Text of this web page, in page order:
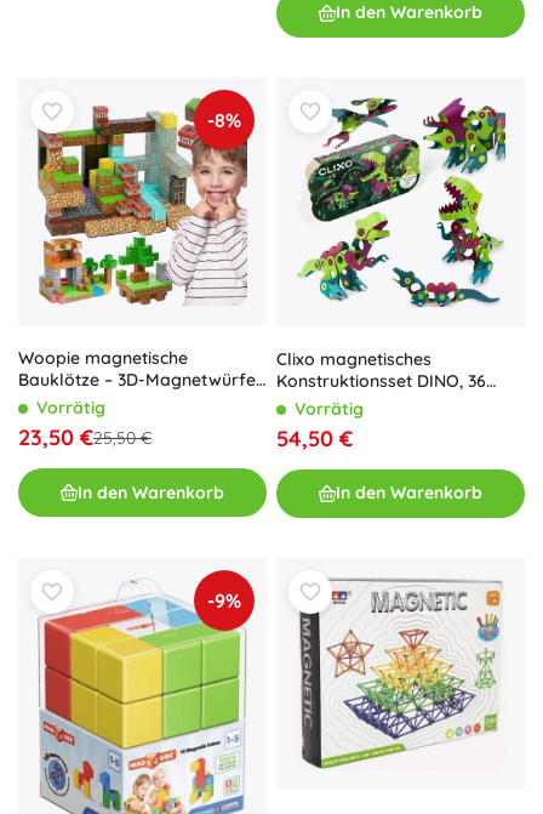
In den Warenkorb
-8%
Woopie magnetische
Bauklötze – 3D-Magnetwürfel,
Bildungsset 63 Stk.
Vorrätig
23,50 €25,50 €
In den Warenkorb
Clixo magnetisches
Konstruktionsset DINO, 36
TeileVorrätig
54,50 €
In den Warenkorb
-9%